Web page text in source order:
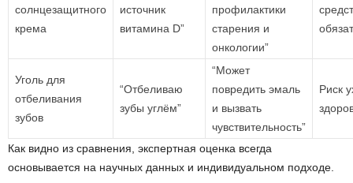
солнцезащитного
крема
источник
витамина D”
профилактики
старения и
онкологии”
Уголь для
отбеливания
зубов
“Отбеливаю
зубы углём”
“Может
повредить эмаль
и вызвать
чувствительность”
Риск
Как видно из сравнения, экспертная оценка всегда
основывается на научных данных и индивидуальном подходе.